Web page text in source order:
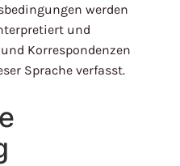
werden
und
Korrespondenzen
Sprache verfasst.